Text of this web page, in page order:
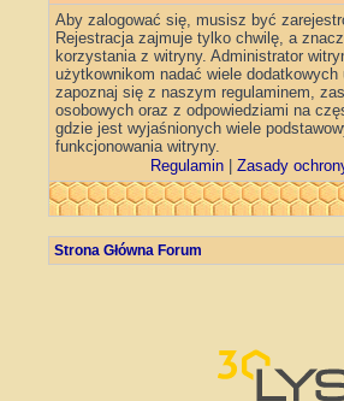
Aby zalogować się, musisz być
Rejestracja zajmuje tylko chwilę, a
korzystania z witryny. Administrator
użytkownikom nadać wiele
zapoznaj się z naszym regulaminem,
osobowych oraz z odpowiedziami na
gdzie jest wyjaśnionych wiele
funkcjonowania witryny.
Regulamin
Zasady
Strona Główna Forum